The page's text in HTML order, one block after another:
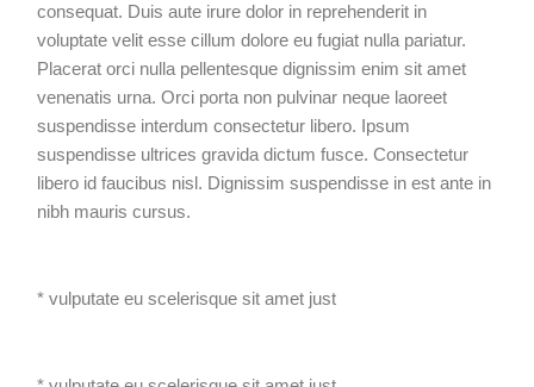
consequat. Duis aute irure dolor in reprehenderit in
voluptate velit esse cillum dolore eu fugiat nulla pariatur.
Placerat orci nulla pellentesque dignissim enim sit amet
venenatis urna. Orci porta non pulvinar neque laoreet
suspendisse interdum consectetur libero. Ipsum
suspendisse ultrices gravida dictum fusce. Consectetur
libero id faucibus nisl. Dignissim suspendisse in est ante in
nibh mauris cursus.
* vulputate eu scelerisque sit amet just